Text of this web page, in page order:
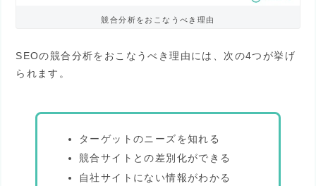
競合分析をおこなうべき理由
SEOの競合分析をおこなうべき理由には、次の4つが挙げ
られます。
ターゲットのニーズを知れる
競合サイトとの差別化ができる
自社サイトにない情報がわかる